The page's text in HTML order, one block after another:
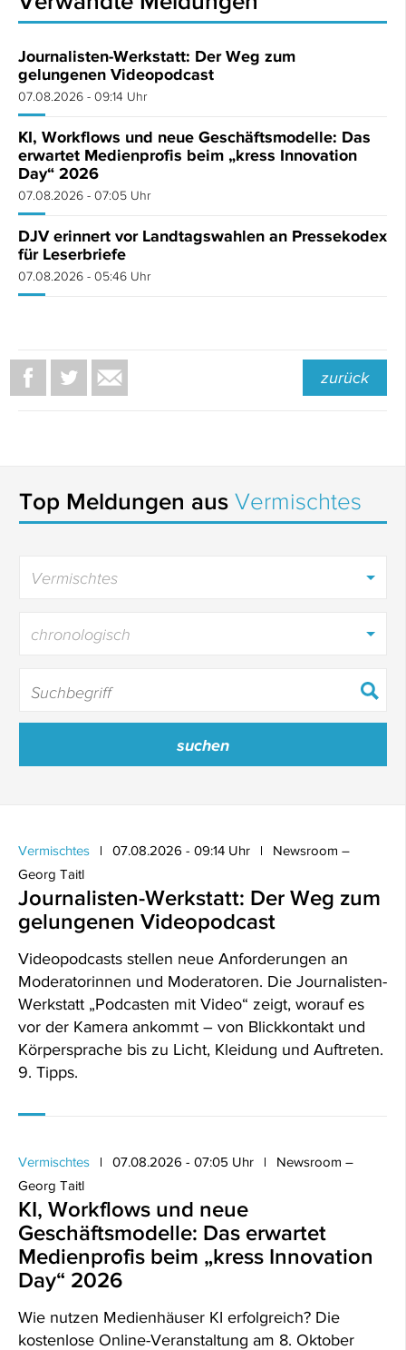
Journalisten-Werkstatt: Der Weg zum
gelungenen Videopodcast
07.08.2026 - 09:14 Uhr
KI, Workflows und neue Geschäftsmodelle: Das
erwartet Medienprofis beim „kress Innovation
Day“ 2026
07.08.2026 - 07:05 Uhr
DJV erinnert vor Landtagswahlen an Pressekodex
für Leserbriefe
07.08.2026 - 05:46 Uhr
zurück
Top Meldungen aus Vermischtes
Vermischtes
chronologisch
Vermischtes 07.08.2026 - 09:14 Uhr
Newsroom –
Georg Taitl
Journalisten-Werkstatt: Der Weg zum
gelungenen Videopodcast
Videopodcasts stellen neue Anforderungen an
Moderatorinnen und Moderatoren. Die Journalisten-
Werkstatt „Podcasten mit Video“ zeigt, worauf es
vor der Kamera ankommt – von Blickkontakt und
Körpersprache bis zu Licht, Kleidung und Auftreten.
9. Tipps.
Vermischtes 07.08.2026 - 07:05 Uhr
Newsroom –
Georg Taitl
KI, Workflows und neue
Geschäftsmodelle: Das erwartet
Medienprofis beim „kress Innovation
Day“ 2026
Wie nutzen Medienhäuser KI erfolgreich? Die
kostenlose Online-Veranstaltung am 8. Oktober